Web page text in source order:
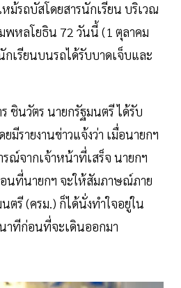
ม้รถบัสโดยสารนักเรียน บริเวณ
พหลโยธิน 72 วันนี้ (1 ตุลาคม
เรียนบนรถได้รับบาดเจ็บและ
ชินวัตร นายกรัฐมนตรี ได้รับ
มีรายงานข่าวแจ้งว่า เมื่อนายกฯ
ณ์จากเจ้าหน้าที่เสร็จ นายกฯ
นที่นายกฯ จะให้สัมภาษณ์ภาย
ตรี (ครม.) ก็ได้นั่งทำใจอยู่ใน
าทีก่อนที่จะเดินออกมา